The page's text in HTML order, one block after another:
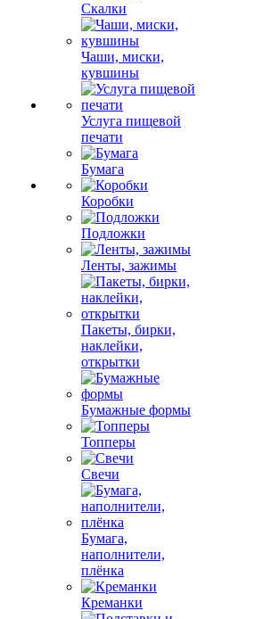
Скалки
Чаши, миски,
кувшины
Услуга пищевой
печати
Бумага
Коробки
Подложки
Ленты, зажимы
Пакеты, бирки,
наклейки,
открытки
Бумажные формы
Топперы
Свечи
Бумага,
наполнители,
плёнка
Креманки